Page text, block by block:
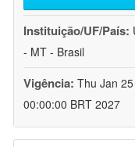
Instituição/UF/País:
- MT - Brasil
Vigência: Thu Jan
00:00:00 BRT 2027